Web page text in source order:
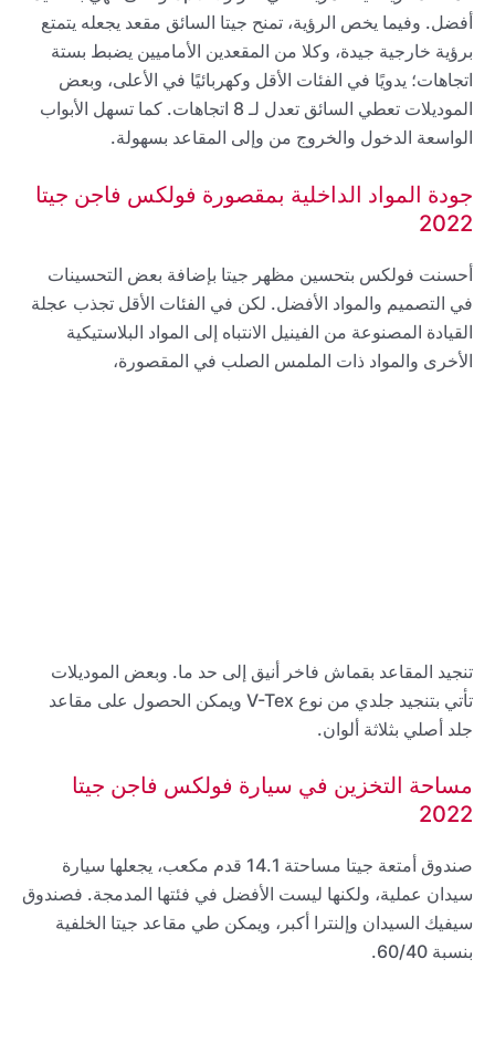
أفضل. وفيما يخص الرؤية، تمنح جيتا السائق مقعد يجعله يتمتع
برؤية خارجية جيدة، وكلا من المقعدين الأماميين يضبط بستة
اتجاهات؛ يدويًا في الفئات الأقل وكهربائيًا في الأعلى، وبعض
الموديلات تعطي السائق تعدل لـ 8 اتجاهات. كما تسهل الأبواب
الواسعة الدخول والخروج من وإلى المقاعد بسهولة.
جودة المواد الداخلية بمقصورة فولكس فاجن جيتا
2022
أحسنت فولكس بتحسين مظهر جيتا بإضافة بعض التحسينات
في التصميم والمواد الأفضل. لكن في الفئات الأقل تجذب عجلة
القيادة المصنوعة من الفينيل الانتباه إلى المواد البلاستيكية
الأخرى والمواد ذات الملمس الصلب في المقصورة،
تنجيد المقاعد بقماش فاخر أنيق إلى حد ما. وبعض الموديلات
تأتي بتنجيد جلدي من نوع V-Tex ويمكن الحصول على مقاعد
جلد أصلي بثلاثة ألوان.
مساحة التخزين في سيارة فولكس فاجن جيتا
2022
صندوق أمتعة جيتا مساحتة 14.1 قدم مكعب، يجعلها سيارة
سيدان عملية، ولكنها ليست الأفضل في فئتها المدمجة. فصندوق
سيفيك السيدان وإلنترا أكبر، ويمكن طي مقاعد جيتا الخلفية
بنسبة 60/40.